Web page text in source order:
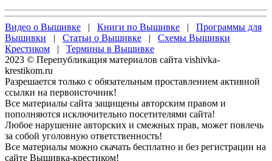
Видео о Вышивке | Книги по Вышивке | Программы для
Вышивки | Статьи о Вышивке | Схемы Вышивки
Крестиком | Термины в Вышивке
2023 © Перепубликация материалов сайта vishivka-
krestikom.ru
Разрешается только с обязательным проставлением активной
ссылки на первоисточник!
Все материалы сайта защищены авторским правом и
пополняются исключительно посетителями сайта!
Любое нарушение авторских и смежных прав, может повлечь
за собой уголовную ответственность!
Все материалы можно скачать бесплатно и без регистрации на
сайте Вышивка-крестиком!